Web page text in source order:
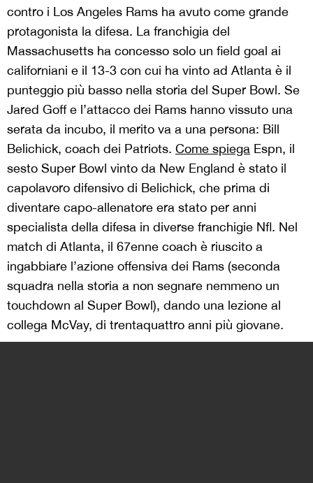
contro i Los Angeles Rams ha avuto come grande
protagonista la difesa. La franchigia del
Massachusetts ha concesso solo un field goal ai
californiani e il 13-3 con cui ha vinto ad Atlanta è il
punteggio più basso nella storia del Super Bowl. Se
Jared Goff e l’attacco dei Rams hanno vissuto una
serata da incubo, il merito va a una persona: Bill
Belichick, coach dei Patriots. Come spiega Espn, il
sesto Super Bowl vinto da New England è stato il
capolavoro difensivo di Belichick, che prima di
diventare capo-allenatore era stato per anni
specialista della difesa in diverse franchigie Nfl. Nel
match di Atlanta, il 67enne coach è riuscito a
ingabbiare l’azione offensiva dei Rams (seconda
squadra nella storia a non segnare nemmeno un
touchdown al Super Bowl), dando una lezione al
collega McVay, di trentaquattro anni più giovane.